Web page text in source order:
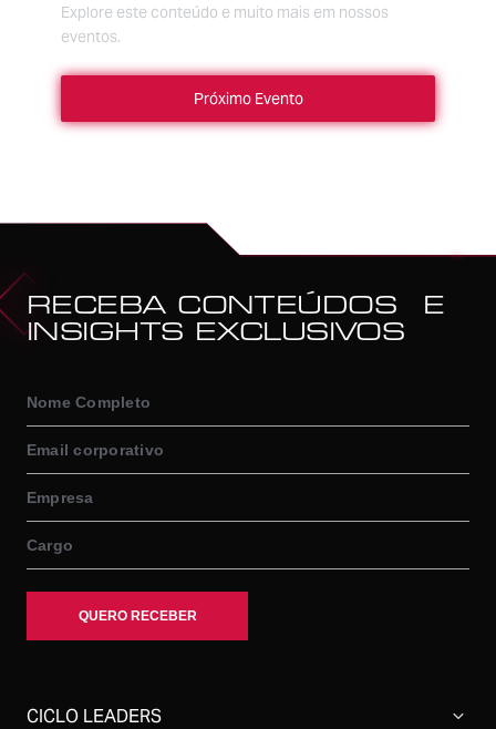
Explore este conteúdo e muito mais em nossos
eventos.
Próximo Evento
RECEBA CONTEÚDOS E
INSIGHTS EXCLUSIVOS
CICLO LEADERS